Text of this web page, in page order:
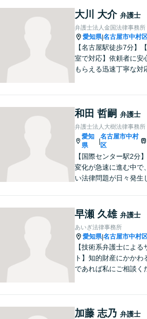
をします。独自の専門
トワークを活かし、ス
な手続きに努めます。
オ面談可】
大川 大介 弁護士
弁護士法人金国法律事務所
愛知県|名古屋市中村
【名古屋駅徒歩7分】
室で対応】依頼者に安
もらえる迅速丁寧な対
和田 哲嗣 弁護士
弁護士法人大樹法律事務所
愛知
県
|
名古屋市中村
区
【国際センター駅2分
変化が急速に進む中で
い法律問題が日々発生
頼者から相談を受け、
法的サービスを迅速に
きるよう最善の努力を
す。
早瀬 久雄 弁護士
あいぎ法律事務所
愛知県|名古屋市中村
【技術系弁護士による
ト】知的財産にかかわ
であれば私にご相談く
力でサポートいたしま
加藤 志乃 弁護士